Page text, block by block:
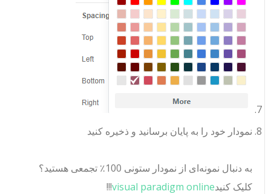
نمودار خود را به پایان برسانید و ذخیره کنید
به دنبال نمونه‌ای از نمودار ستونی 100٪ تجمعی هستید؟
کلیک کنیدvisual paradigm online
!!!